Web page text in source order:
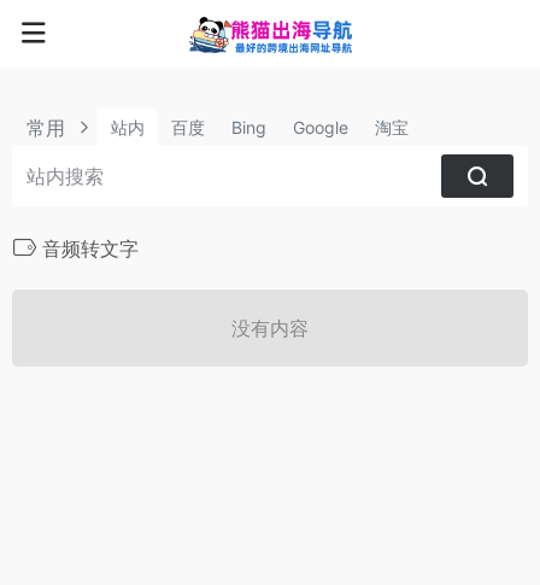
常用 站内 百度 Bing Google 淘宝
音频转文字
没有内容